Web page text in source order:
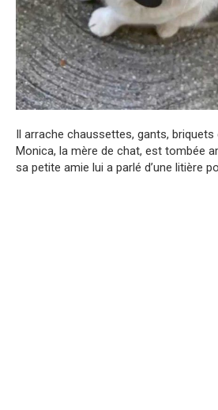
Il arrache chaussettes, gants,
Monica, la mère de chat, est tombée
sa petite amie lui a parlé d’une litière